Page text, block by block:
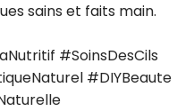
sains et faits main.
#SoinsDesCils
#DIYBeaute